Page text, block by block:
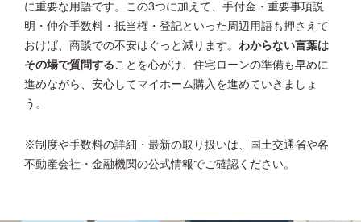
に重要な用語です。この3つに加えて、手付金・重要事項説
明・仲介手数料・抵当権・登記といった周辺用語も押さえて
おけば、商談での不安はぐっと減ります。 わからない言葉は
その場で質問することを心がけ、住宅ローンの準備も早めに
進めながら、安心してマイホーム購入を進めていきましょ
う。
※制度や手数料の詳細・最新の取り扱いは、国土交通省や各
不動産会社・金融機関の公式情報でご確認ください。